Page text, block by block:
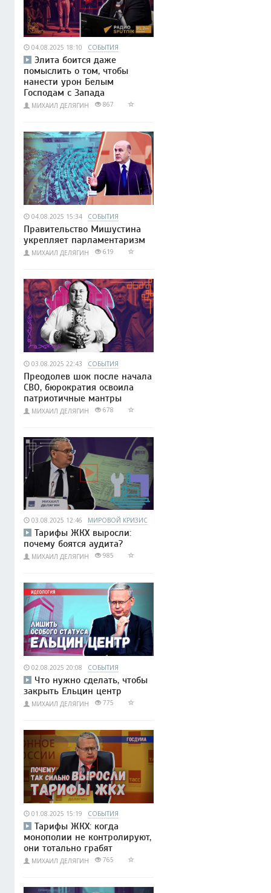
04.08.2025 18:10 СОБЫТИЯ
Элита боится даже
помыслить о том, чтобы
нанести урон Белым
Господам с Запада
МИХАИЛ ДЕЛЯГИН 867
04.08.2025 15:34 СОБЫТИЯ
Правительство Мишустина
укрепляет парламентаризм
МИХАИЛ ДЕЛЯГИН 619
03.08.2025 22:43 СОБЫТИЯ
Преодолев шок после начала
СВО, бюрократия освоила
патриотичные мантры
МИХАИЛ ДЕЛЯГИН 678
03.08.2025 12:46 МИРОВОЙ КРИЗИС
Тарифы ЖКХ выросли:
почему боятся аудита?
МИХАИЛ ДЕЛЯГИН 985
02.08.2025 20:08 СОБЫТИЯ
Что нужно сделать, чтобы
закрыть Ельцин центр
МИХАИЛ ДЕЛЯГИН 775
01.08.2025 15:19 СОБЫТИЯ
Тарифы ЖКХ: когда
монополии не контролируют,
они тотально грабят
МИХАИЛ ДЕЛЯГИН 765